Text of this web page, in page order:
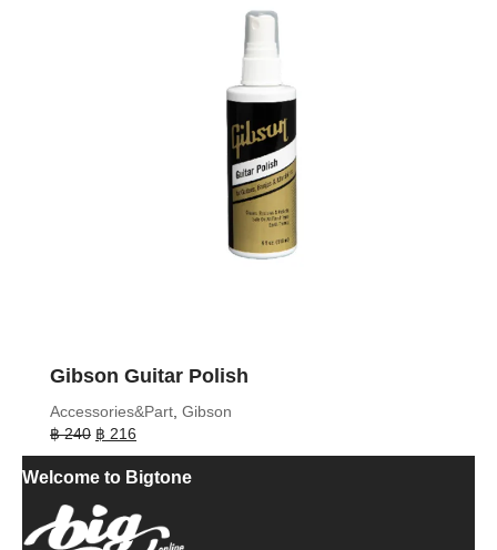
Gibson Guitar Polish
Accessories&Part, Gibson
฿240 Original
price
was:
฿ 216
price
is:
Welcome to Bigtone